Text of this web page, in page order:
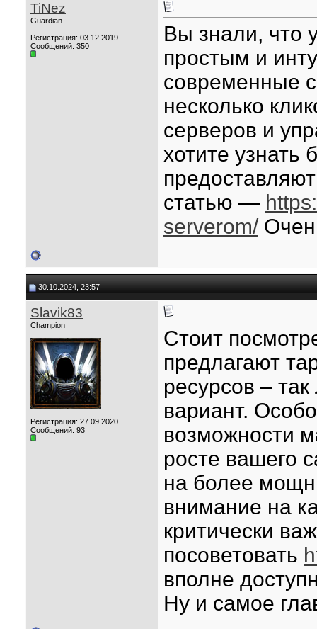
TiNez
Guardian
Регистрация: 03.12.2019
Сообщений: 350
Вы знали, что
простым и
современные
несколько
серверов и
хотите узнать
статью —
serverom/
30.10.2024, 23:57
Slavik83
Champion
Регистрация: 27.09.2020
Сообщений: 93
Стоит
предлагают
ресурсов –
вариант.
возможности
росте вашего
на более
внимание на
критически
посоветовать
вполне
Ну и самое